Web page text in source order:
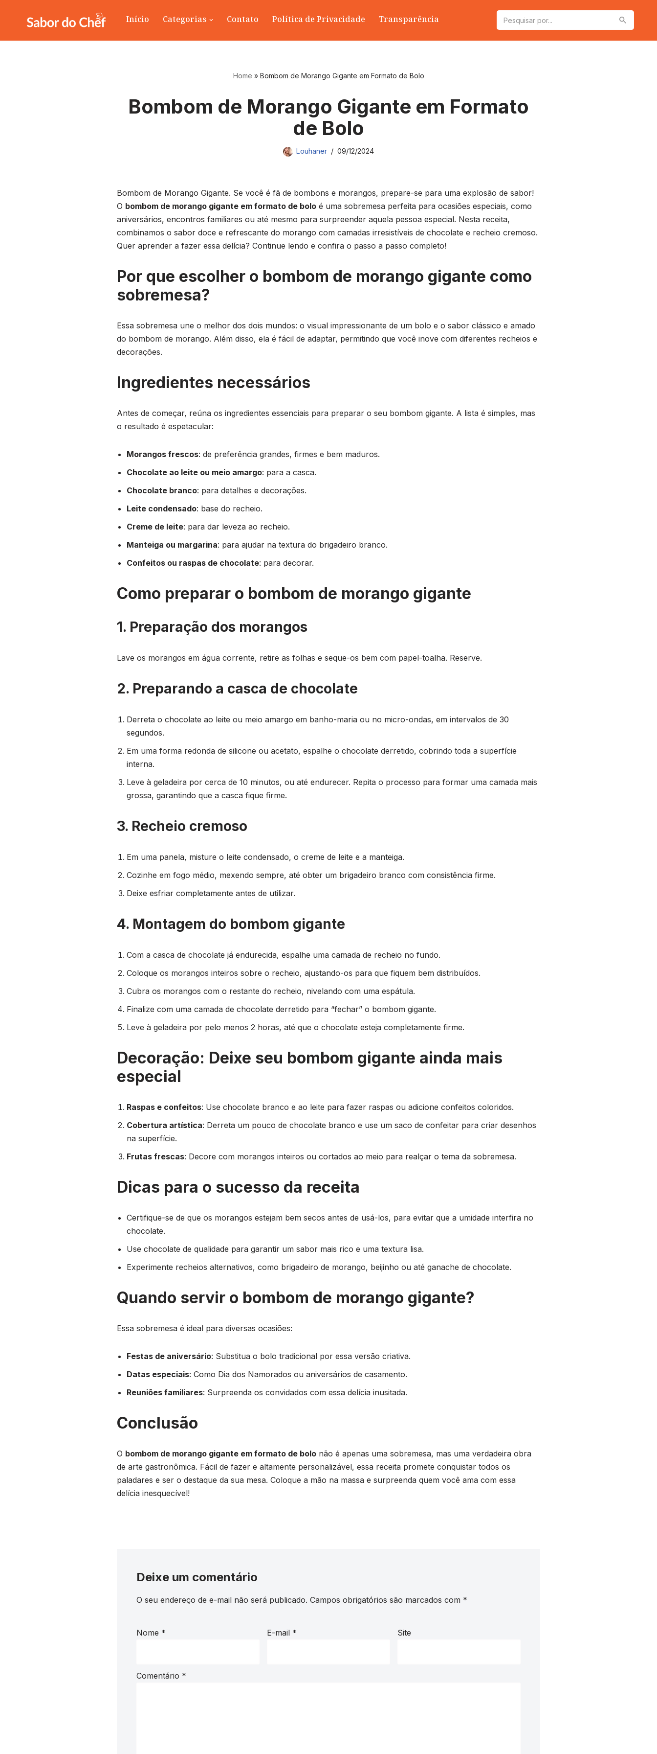
Pular
para
Início Categorias Contato Política de Privacidade Transparência
Home » Bombom de Morango Gigante em Formato de Bolo
Bombom de Morango Gigante em Formato
de Bolo
Louhaner 09/12/2024
Bombom de Morango Gigante. Se você é fã de bombons e morangos, prepare-se para uma explosão de sabor!
O bombom de morango gigante em formato de bolo é uma sobremesa perfeita para ocasiões especiais, como
aniversários, encontros familiares ou até mesmo para surpreender aquela pessoa especial. Nesta receita,
combinamos o sabor doce e refrescante do morango com camadas irresistíveis de chocolate e recheio cremoso.
Quer aprender a fazer essa delícia? Continue lendo e confira o passo a passo completo!
Por que escolher o bombom de morango gigante como
sobremesa?
Essa sobremesa une o melhor dos dois mundos: o visual impressionante de um bolo e o sabor clássico e amado
do bombom de morango. Além disso, ela é fácil de adaptar, permitindo que você inove com diferentes recheios e
decorações.
Ingredientes necessários
Antes de começar, reúna os ingredientes essenciais para preparar o seu bombom gigante. A lista é simples, mas
o resultado é espetacular:
Morangos frescos: de preferência grandes, firmes e bem maduros.
Chocolate ao leite ou meio amargo: para a casca.
Chocolate branco: para detalhes e decorações.
Leite condensado: base do recheio.
Creme de leite: para dar leveza ao recheio.
Manteiga ou margarina: para ajudar na textura do brigadeiro branco.
Confeitos ou raspas de chocolate: para decorar.
Como preparar o bombom de morango gigante
1. Preparação dos morangos
Lave os morangos em água corrente, retire as folhas e seque-os bem com papel-toalha. Reserve.
2. Preparando a casca de chocolate
Derreta o chocolate ao leite ou meio amargo em banho-maria ou no micro-ondas, em intervalos de 30
segundos.
Em uma forma redonda de silicone ou acetato, espalhe o chocolate derretido, cobrindo toda a superfície
interna.
Leve à geladeira por cerca de 10 minutos, ou até endurecer. Repita o processo para formar uma camada mais
grossa, garantindo que a casca fique firme.
3. Recheio cremoso
Em uma panela, misture o leite condensado, o creme de leite e a manteiga.
Cozinhe em fogo médio, mexendo sempre, até obter um brigadeiro branco com consistência firme.
Deixe esfriar completamente antes de utilizar.
4. Montagem do bombom gigante
Com a casca de chocolate já endurecida, espalhe uma camada de recheio no fundo.
Coloque os morangos inteiros sobre o recheio, ajustando-os para que fiquem bem distribuídos.
Cubra os morangos com o restante do recheio, nivelando com uma espátula.
Finalize com uma camada de chocolate derretido para “fechar” o bombom gigante.
Leve à geladeira por pelo menos 2 horas, até que o chocolate esteja completamente firme.
Decoração: Deixe seu bombom gigante ainda mais
especial
Raspas e confeitos: Use chocolate branco e ao leite para fazer raspas ou adicione confeitos coloridos.
Cobertura artística: Derreta um pouco de chocolate branco e use um saco de confeitar para criar desenhos
na superfície.
Frutas frescas: Decore com morangos inteiros ou cortados ao meio para realçar o tema da sobremesa.
Dicas para o sucesso da receita
Certifique-se de que os morangos estejam bem secos antes de usá-los, para evitar que a umidade interfira no
chocolate.
Use chocolate de qualidade para garantir um sabor mais rico e uma textura lisa.
Experimente recheios alternativos, como brigadeiro de morango, beijinho ou até ganache de chocolate.
Quando servir o bombom de morango gigante?
Essa sobremesa é ideal para diversas ocasiões:
Festas de aniversário: Substitua o bolo tradicional por essa versão criativa.
Datas especiais: Como Dia dos Namorados ou aniversários de casamento.
Reuniões familiares: Surpreenda os convidados com essa delícia inusitada.
Conclusão
O bombom de morango gigante em formato de bolo não é apenas uma sobremesa, mas uma verdadeira obra
de arte gastronômica. Fácil de fazer e altamente personalizável, essa receita promete conquistar todos os
paladares e ser o destaque da sua mesa. Coloque a mão na massa e surpreenda quem você ama com essa
delícia inesquecível!
Deixe um comentário
O seu endereço de e-mail não será publicado. Campos obrigatórios são marcados com *
Nome * E-mail * Site
Comentário *